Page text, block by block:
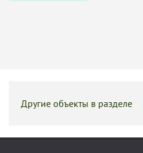
Другие объекты в разделе